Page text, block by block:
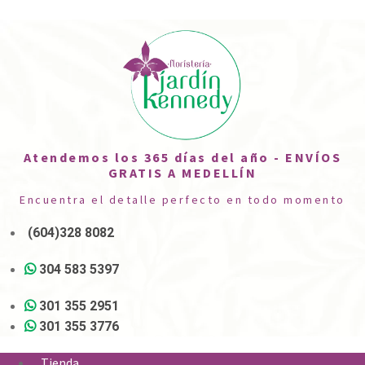
Atendemos los 365 días del año - ENVÍOS
GRATIS A MEDELLÍN
Encuentra el detalle perfecto en todo momento
(604)328 8082
304 583 5397
301 355 2951
301 355 3776